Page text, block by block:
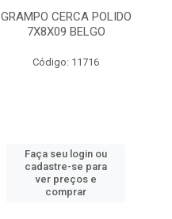
GRAMPO CERCA POLIDO
7X8X09 BELGO
Código: 11716
Faça seu login ou
cadastre-se para
ver preços e
comprar